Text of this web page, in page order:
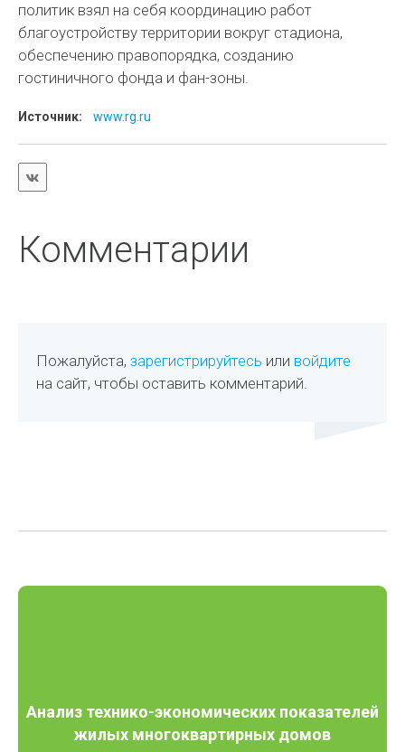
политик взял на себя координацию работ
благоустройству территории вокруг стадиона,
обеспечению правопорядка, созданию
гостиничного фонда и фан-зоны.
Источник: www.rg.ru
Комментарии
Пожалуйста,зарегистрируйтесь или войдите
на сайт, чтобы оставить комментарий.
Анализ технико-экономических показателей
жилых многоквартирных домов